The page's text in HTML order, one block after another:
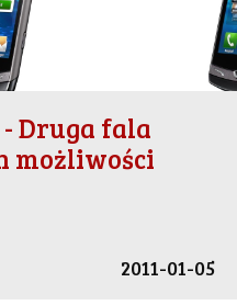
- Druga fala
możliwości
2011-01-05